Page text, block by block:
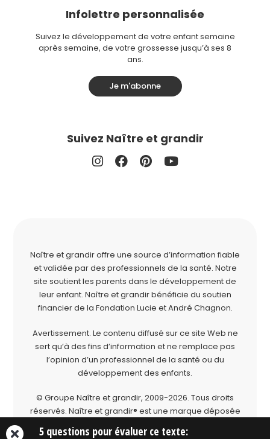
5 questions pour évaluer ce texte:
Infolettre personnalisée
Suivez le développement de votre enfant semaine
après semaine, de votre grossesse jusqu’à ses 8
ans.
Je m'abonne
Suivez Naître et grandir
Naître et grandir offre une source d’information fiable
et validée par des professionnels de la santé. Notre
site soutient les parents dans le développement de
leur enfant. Naître et grandir bénéficie du soutien
financier de la Fondation Lucie et André Chagnon.
Avertissement. Le contenu diffusé sur ce site Web ne
sert qu’à des fins d’information et ne remplace pas
l’opinion d’un professionnel de la santé ou du
développement des enfants.
© Groupe Naître et grandir, 2009-2026. Tous droits
réservés. Naître et grandir® est une marque déposée
du Groupe Naître et grandir.